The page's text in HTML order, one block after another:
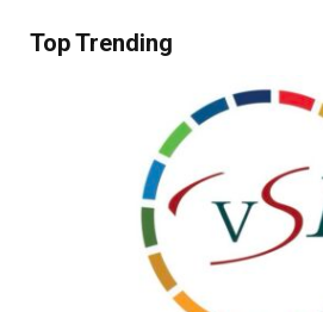
Top Trending